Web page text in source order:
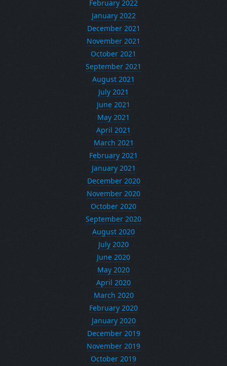
February 2022
January 2022
December 2021
November 2021
October 2021
September 2021
August 2021
July 2021
June 2021
May 2021
April 2021
March 2021
February 2021
January 2021
December 2020
November 2020
October 2020
September 2020
August 2020
July 2020
June 2020
May 2020
April 2020
March 2020
February 2020
January 2020
December 2019
November 2019
October 2019